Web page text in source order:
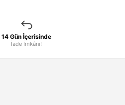
14 Gün İçerisinde
İade İmkânı!